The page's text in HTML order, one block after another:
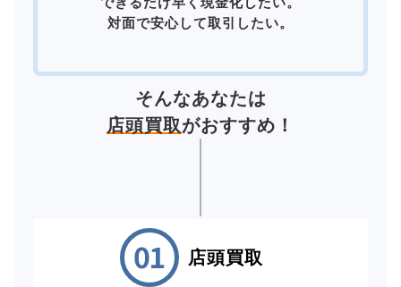
対面で安心して取引したい。
そんなあなたは
店頭買取がおすすめ！
店頭買取